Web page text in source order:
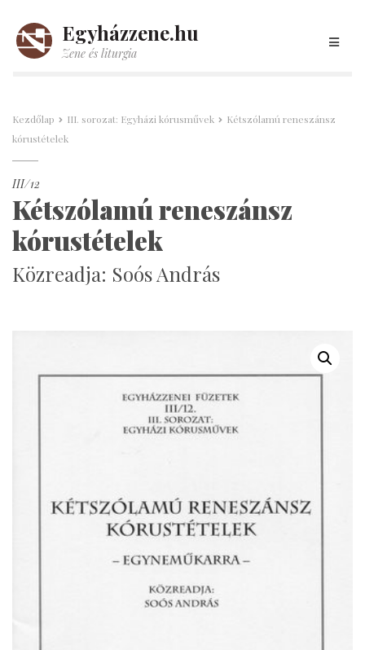
Egyházzene.hu
Zene és liturgia
Kezdőlap III. sorozat: Egyházi kórusművek
Kétszólamú reneszánsz
kórustételek
III/12
Kétszólamú reneszánsz
kórustételek
Közreadja: Soós András